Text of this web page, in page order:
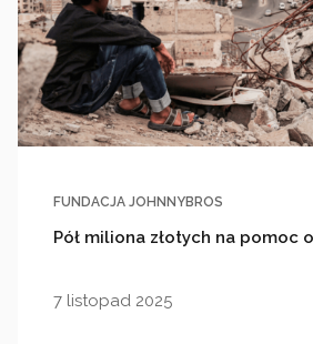
FUNDACJA JOHNNYBROS
Pół miliona złotych na pomoc
7 listopad 2025